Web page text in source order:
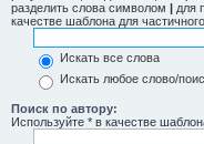
разделить слова символом | для
качестве шаблона для
Искать все слова
Искать любое слово/
Поиск по автору:
Используйте * в качестве